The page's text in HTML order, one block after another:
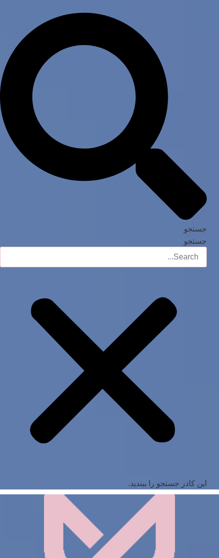
جستجو
جستجو
این کادر جستجو را ببندید.